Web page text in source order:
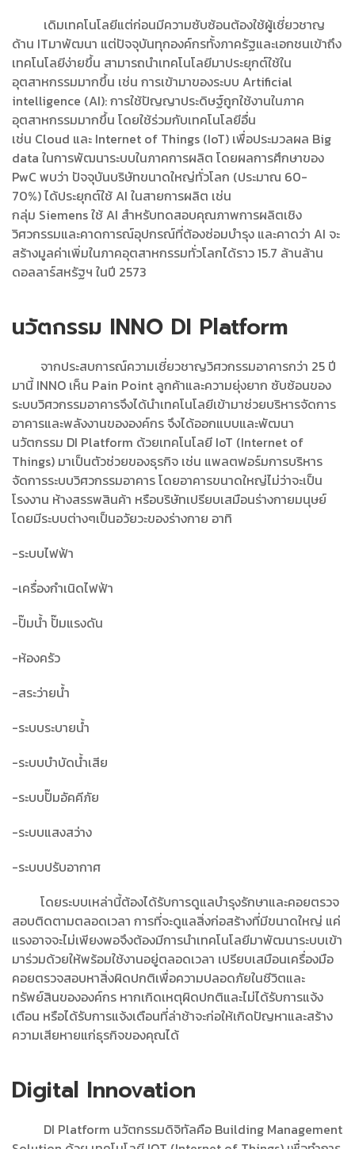
เดิมเทคโนโลยีแต่ก่อนมีความซับซ้อนต้องใช้ผู้เชี่ยวชาญ
ด้าน ITมาพัฒนา แต่ปัจจุบันทุกองค์กรทั้งภาครัฐและเอกชนเข้าถึง
เทคโนโลยีง่ายขึ้น สามารถนำเทคโนโลยีมาประยุกต์ใช้ใน
อุตสาหกรรมมากขึ้น เช่น การเข้ามาของระบบ Artificial
intelligence (AI): การใช้ปัญญาประดิษฐ์ถูกใช้งานในภาค
อุตสาหกรรมมากขึ้น โดยใช้ร่วมกับเทคโนโลยีอื่น
เช่น Cloud และ Internet of Things (IoT) เพื่อประมวลผล Big
data ในการพัฒนาระบบในภาคการผลิต โดยผลการศึกษาของ
PwC พบว่า ปัจจุบันบริษัทขนาดใหญ่ทั่วโลก (ประมาณ 60-
70%) ได้ประยุกต์ใช้ AI ในสายการผลิต เช่น
กลุ่ม Siemens ใช้ AI สำหรับทดสอบคุณภาพการผลิตเชิง
วิศวกรรมและคาดการณ์อุปกรณ์ที่ต้องซ่อมบำรุง และคาดว่า AI จะ
สร้างมูลค่าเพิ่มในภาคอุตสาหกรรมทั่วโลกได้ราว 15.7 ล้านล้าน
ดอลลาร์สหรัฐฯ ในปี 2573
นวัตกรรม INNO DI Platform
จากประสบการณ์ความเชี่ยวชาญวิศวกรรมอาคารกว่า 25 ปี
มานี้ INNO เห็น Pain Point ลูกค้าและความยุ่งยาก ซับซ้อนของ
ระบบวิศวกรรมอาคารจึงได้นำเทคโนโลยีเข้ามาช่วยบริหารจัดการ
อาคารและพลังงานขององค์กร จึงได้ออกแบบและพัฒนา
นวัตกรรม DI Platform ด้วยเทคโนโลยี IoT (Internet of
Things) มาเป็นตัวช่วยของธุรกิจ เช่น แพลตฟอร์มการบริหาร
จัดการระบบวิศวกรรมอาคาร โดยอาคารขนาดใหญ่ไม่ว่าจะเป็น
โรงงาน ห้างสรรพสินค้า หรือบริษัทเปรียบเสมือนร่างกายมนุษย์
โดยมีระบบต่างๆเป็นอวัยวะของร่างกาย อาทิ
-ระบบไฟฟ้า
-เครื่องกำเนิดไฟฟ้า
-ปั๊มน้ำ ปั๊มแรงดัน
-ห้องครัว
-สระว่ายน้ำ
-ระบบระบายน้ำ
-ระบบบำบัดน้ำเสีย
-ระบบปั๊มอัคคีภัย
-ระบบแสงสว่าง
-ระบบปรับอากาศ
โดยระบบเหล่านี้ต้องได้รับการดูแลบำรุงรักษาและคอยตรวจ
สอบติดตามตลอดเวลา การที่จะดูแลสิ่งก่อสร้างที่มีขนาดใหญ่ แค่
แรงอาจจะไม่เพียงพอจึงต้องมีการนำเทคโนโลยีมาพัฒนาระบบเข้า
มาร่วมด้วยให้พร้อมใช้งานอยู่ตลอดเวลา เปรียบเสมือนเครื่องมือ
คอยตรวจสอบหาสิ่งผิดปกติเพื่อความปลอดภัยในชีวิตและ
ทรัพย์สินขององค์กร หากเกิดเหตุผิดปกติและไม่ได้รับการแจ้ง
เตือน หรือได้รับการแจ้งเตือนที่ล่าช้าจะก่อให้เกิดปัญหาและสร้าง
ความเสียหายแก่ธุรกิจของคุณได้
Digital Innovation
DI Platform นวัตกรรมดิจิทัลคือ Building Management